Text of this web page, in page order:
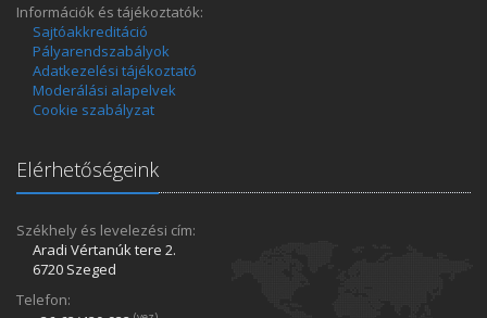
Információk és tájékoztatók:
Sajtóakkreditáció
Pályarendszabályok
Adatkezelési tájékoztató
Moderálási alapelvek
Cookie szabályzat
Elérhetőségeink
Székhely és levelezési cím:
Aradi Vértanúk tere 2.
6720 Szeged
Telefon: